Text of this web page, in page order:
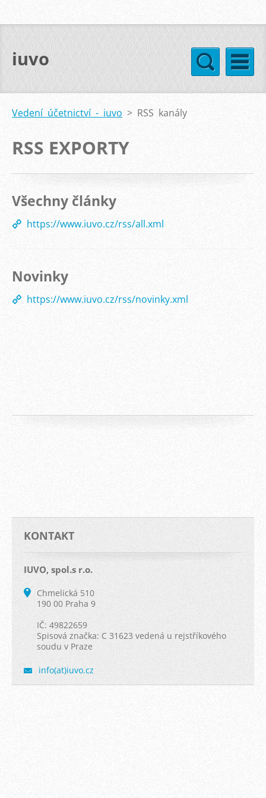
iuvo
Vedení účetnictví - iuvo > RSS kanály
RSS EXPORTY
Všechny články
https://www.iuvo.cz/rss/all.xml
Novinky
https://www.iuvo.cz/rss/novinky.xml
KONTAKT
IUVO, spol.s r.o.
Chmelická 510
190 00 Praha 9
IČ: 49822659
Spisová značka: C 31623 vedená u rejstříkového
soudu v Praze
info(at)iuvo.cz